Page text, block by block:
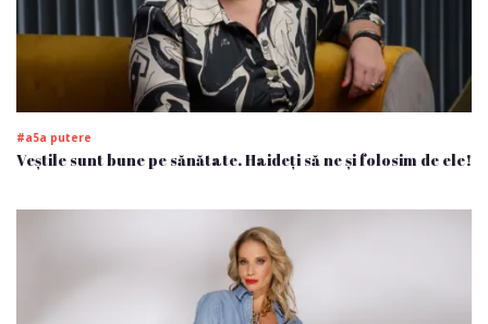
#a5a putere
Veștile sunt bune pe sănătate. Haideți să ne și folosim de ele!